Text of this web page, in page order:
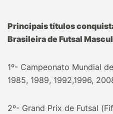
Principais títulos
Brasileira de Futsal
1º- Campeonato Mundial
1985, 1989, 1992,1996,
2º- Grand Prix de Futsal